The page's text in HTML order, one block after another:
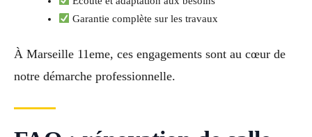
Garantie complète sur les travaux
À Marseille 11eme, ces engagements sont au cœur de
notre démarche professionnelle.